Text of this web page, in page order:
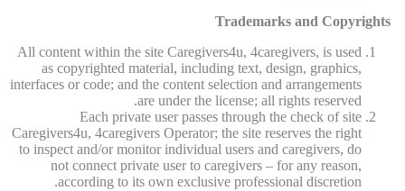
Trademarks and Copyrights
All content within the site Caregivers4u, 4caregivers, is used
as copyrighted material, including text, design, graphics,
interfaces or code; and the content selection and arrangements
are under the license; all rights reserved.
Each private user passes through the check of site
Caregivers4u, 4caregivers Operator; the site reserves the right
to inspect and/or monitor individual users and caregivers, do
not connect private user to caregivers – for any reason,
according to its own exclusive professional discretion.